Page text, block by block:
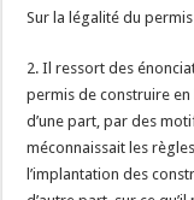
Sur la légalité du
2. Il ressort des
permis de construire
d’une part, par des
méconnaissait les
l’implantation des